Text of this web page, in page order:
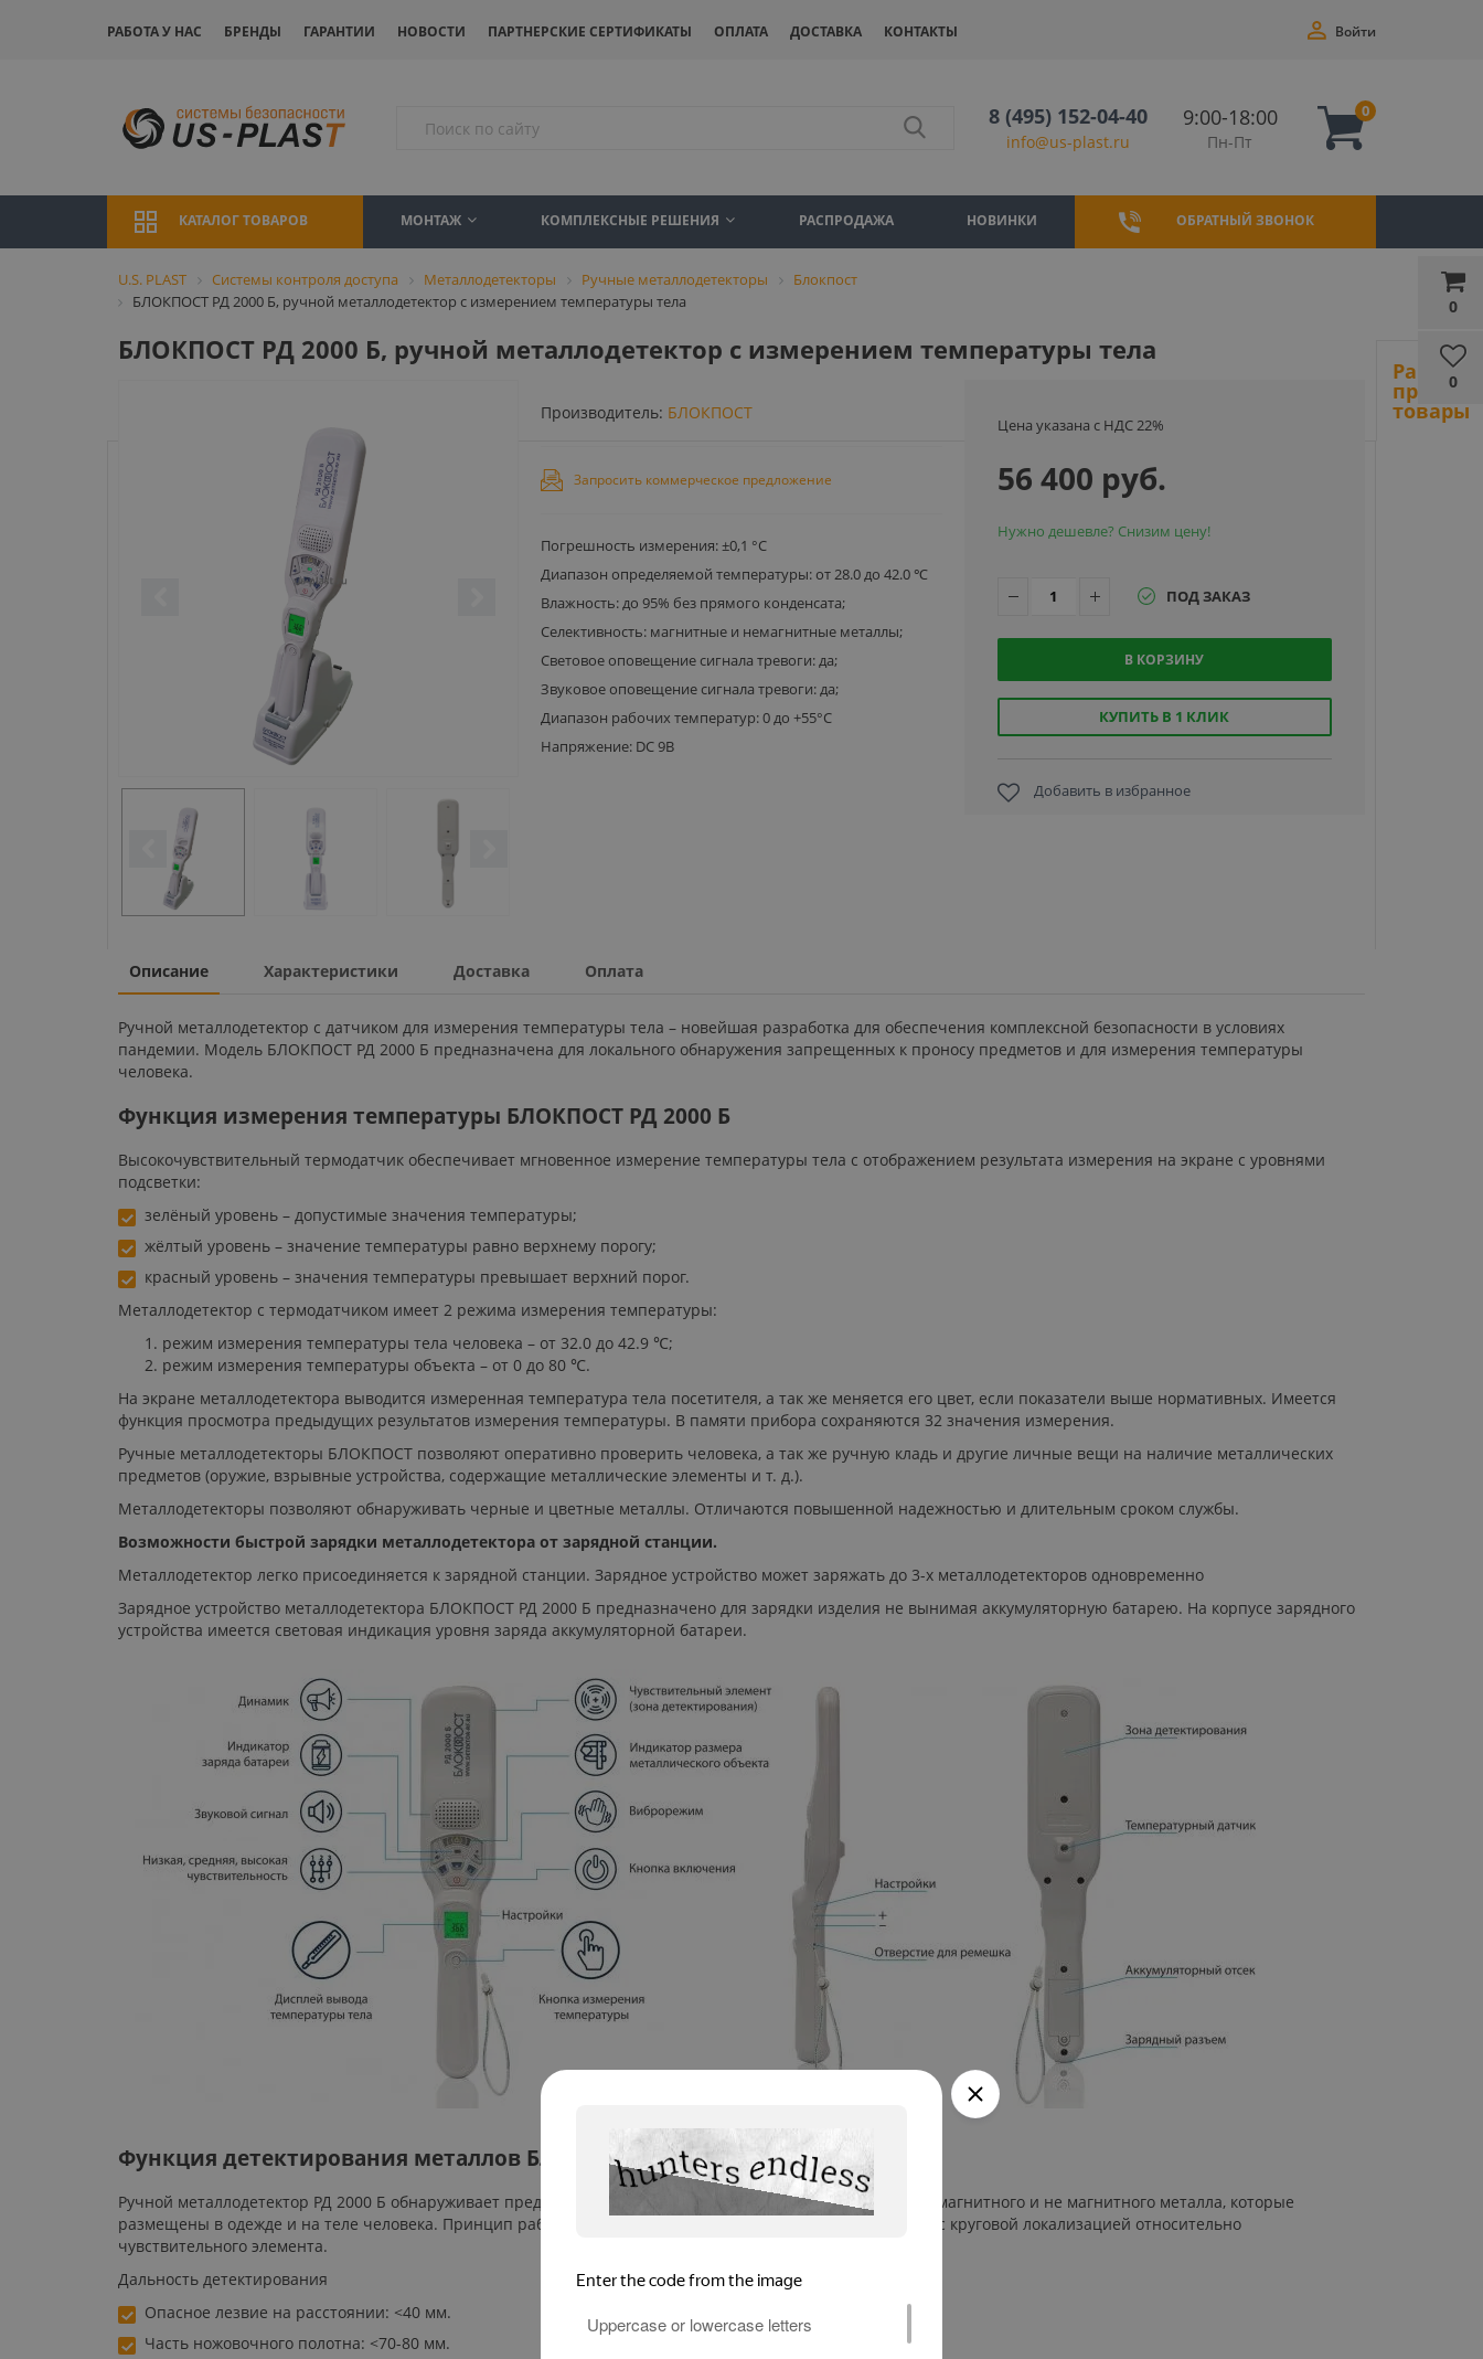
РАБОТА У НАС БРЕНДЫ ГАРАНТИИ НОВОСТИ ПАРТНЕРСКИЕ СЕРТИФИКАТЫ ОПЛАТА ДОСТАВКА КОНТАКТЫ
0
0
Войти
8 (495) 152-04-40
info@us-plast.ru
9:00-18:00
Пн-Пт
0
КАТАЛОГ ТОВАРОВ МОНТАЖ КОМПЛЕКСНЫЕ РЕШЕНИЯ РАСПРОДАЖА НОВИНКИ ОБРАТНЫЙ ЗВОНОК
U.S. PLAST Системы контроля доступа Металлодетекторы Ручные металлодетекторы
Блокпост
БЛОКПОСТ РД 2000 Б, ручной металлодетектор с измерением температуры тела
БЛОКПОСТ РД 2000 Б, ручной металлодетектор с измерением температуры тела
Производитель: БЛОКПОСТ
Запросить коммерческое предложение
Погрешность измерения: ±0,1 °C
Диапазон определяемой температуры: от 28.0 до 42.0 ℃
Влажность: до 95% без прямого конденсата;
Селективность: магнитные и немагнитные металлы;
Световое оповещение сигнала тревоги: да;
Звуковое оповещение сигнала тревоги: да;
Диапазон рабочих температур: 0 до +55°С
Напряжение: DC 9В
Цена указана с НДС 22%
56 400 руб.
Нужно дешевле? Снизим цену!
ПОД ЗАКАЗ
В КОРЗИНУ
КУПИТЬ В 1 КЛИК
Добавить в избранное
Описание Характеристики Доставка Оплата
Ручной металлодетектор с датчиком для измерения температуры тела – новейшая разработка для обеспечения комплексной безопасности в условиях
пандемии. Модель БЛОКПОСТ РД 2000 Б предназначена для локального обнаружения запрещенных к проносу предметов и для измерения температуры
человека.
Функция измерения температуры БЛОКПОСТ РД 2000 Б
Высокочувствительный термодатчик обеспечивает мгновенное измерение температуры тела с отображением результата измерения на экране с уровнями
подсветки:
зелёный уровень – допустимые значения температуры;
жёлтый уровень – значение температуры равно верхнему порогу;
красный уровень – значения температуры превышает верхний порог.
Металлодетектор с термодатчиком имеет 2 режима измерения температуры:
режим измерения температуры тела человека – от 32.0 до 42.9 ℃;
режим измерения температуры объекта – от 0 до 80 ℃.
На экране металлодетектора выводится измеренная температура тела посетителя, а так же меняется его цвет, если показатели выше нормативных. Имеется
функция просмотра предыдущих результатов измерения температуры. В памяти прибора сохраняются 32 значения измерения.
Ручные металлодетекторы БЛОКПОСТ позволяют оперативно проверить человека, а так же ручную кладь и другие личные вещи на наличие металлических
предметов (оружие, взрывные устройства, содержащие металлические элементы и т. д.).
Металлодетекторы позволяют обнаруживать черные и цветные металлы. Отличаются повышенной надежностью и длительным сроком службы.
Возможности быстрой зарядки металлодетектора от зарядной станции.
Металлодетектор легко присоединяется к зарядной станции. Зарядное устройство может заряжать до 3-х металлодетекторов одновременно
Зарядное устройство металлодетектора БЛОКПОСТ РД 2000 Б предназначено для зарядки изделия не вынимая аккумуляторную батарею. На корпусе зарядного
устройства имеется световая индикация уровня заряда аккумуляторной батареи.
Функция детектирования металлов БЛОКПОСТ РД 2000 Б
Ручной металлодетектор РД 2000 Б обнаруживает предметы, содержащие или целиком изготовленные из магнитного и не магнитного металла, которые
размещены в одежде и на теле человека. Принцип работы основан на действии электромагнитного поля с круговой локализацией относительно
чувствительного элемента.
Дальность детектирования
Опасное лезвие на расстоянии: <40 мм.
Часть ножовочного полотна: <70-80 мм.
Ранее
товары